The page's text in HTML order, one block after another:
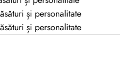
și personalitate
și personalitate